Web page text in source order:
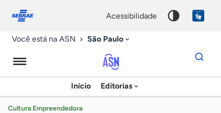
conosco
acessibilidade
Você está na ASN São Paulo
Agência
Sebrae
Início Editorias
Dados
para
chave
Cultura Empreendedora